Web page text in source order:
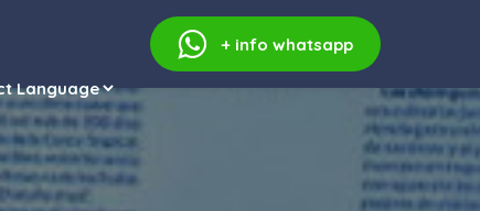
+ info whatsapp